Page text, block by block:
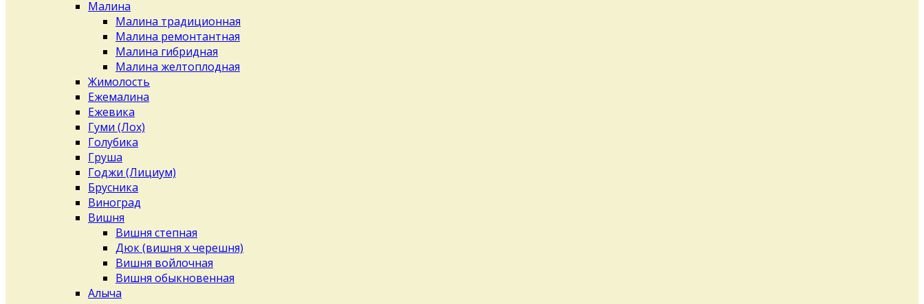
Малина
Малина традиционная
Малина ремонтантная
Малина гибридная
Малина желтоплодная
Жимолость
Ежемалина
Ежевика
Гуми (Лох)
Голубика
Груша
Годжи (Лициум)
Брусника
Виноград
Вишня
Вишня степная
Дюк (вишня х черешня)
Вишня войлочная
Вишня обыкновенная
Алыча